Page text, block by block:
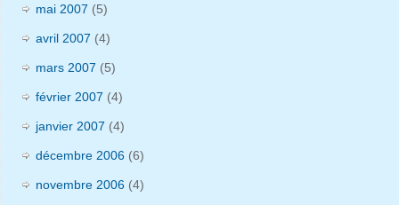
mai 2007 (5)
avril 2007 (4)
mars 2007 (5)
février 2007 (4)
janvier 2007 (4)
décembre 2006 (6)
novembre 2006 (4)